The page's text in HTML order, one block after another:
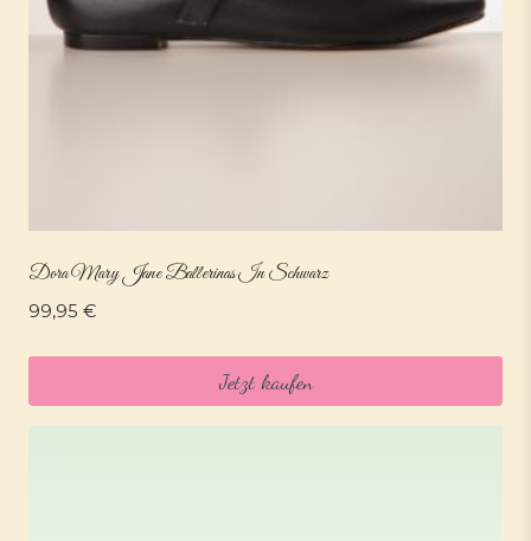
Dora Mary Jane Ballerinas In Schwarz
99,95 €
Jetzt kaufen